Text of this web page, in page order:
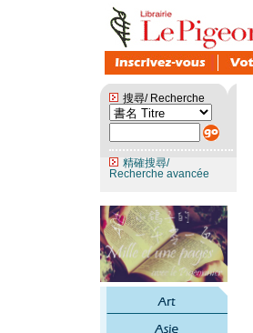
搜尋/ Recherche
精確搜尋/
Recherche avancée